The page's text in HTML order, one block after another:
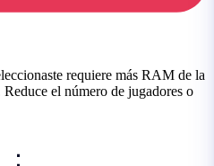
requiere más RAM de la
el número de jugadores o